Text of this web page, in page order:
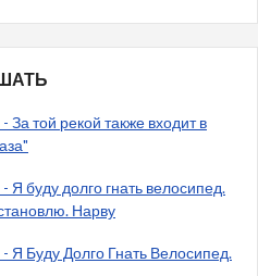
За той рекой также входит в
Я буду долго гнать велосипед.
Нарву
Я Буду Долго Гнать Велосипед.